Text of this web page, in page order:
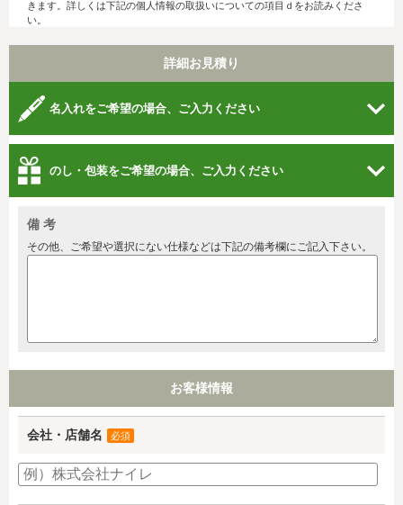
きます。詳しくは下記の個人情報の取扱いについての項目ｄをお読みくださ
い。
詳細お見積り
名入れをご希望の場合、ご入力ください
のし・包装をご希望の場合、ご入力ください
備 考
その他、ご希望や選択にない仕様などは下記の備考欄にご記入下さい。
お客様情報
会社・店舗名 必須